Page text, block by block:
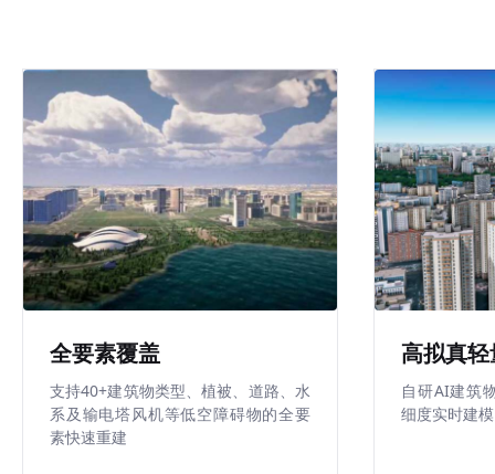
全要素覆盖
支持40+建筑物类型、植被、道路、水
系及输电塔风机等低空障碍物的全要
素快速重建
高拟真
自研AI建筑
细度实时建模